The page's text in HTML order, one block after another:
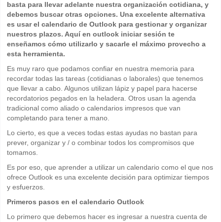
basta para llevar adelante nuestra organización cotidiana, y
debemos buscar otras opciones. Una excelente alternativa
es usar el calendario de Outlook para gestionar y organizar
nuestros plazos. Aquí en outlook iniciar sesión te
enseñamos cómo utilizarlo y sacarle el máximo provecho a
esta herramienta.
Es muy raro que podamos confiar en nuestra memoria para
recordar todas las tareas (cotidianas o laborales) que tenemos
que llevar a cabo. Algunos utilizan lápiz y papel para hacerse
recordatorios pegados en la heladera. Otros usan la agenda
tradicional como aliado o calendarios impresos que van
completando para tener a mano.
Lo cierto, es que a veces todas estas ayudas no bastan para
prever, organizar y / o combinar todos los compromisos que
tomamos.
Es por eso, que aprender a utilizar un calendario como el que nos
ofrece Outlook es una excelente decisión para optimizar tiempos
y esfuerzos.
Primeros pasos en el calendario Outlook
Lo primero que debemos hacer es ingresar a nuestra cuenta de